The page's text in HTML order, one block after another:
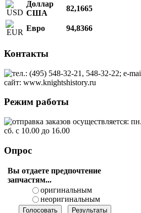
Доллар
США
82,1665
Евро 94,8366
Контакты
тел.: (495) 548-32-21, 548-32-22; e-
сайт: www.knightshistory.ru
Режим работы
отправка заказов осуществляется:
сб. с 10.00 до 16.00
Опрос
Вы отдаете предпочтение
запчастям...
оригинальным
неоригинальным